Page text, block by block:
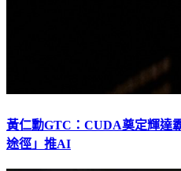
黃仁勳GTC：CUDA奠定輝
途徑」推AI